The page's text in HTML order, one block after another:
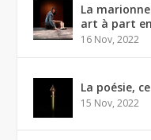
La
art à part
16 Nov, 2022
La poésie,
15 Nov, 2022